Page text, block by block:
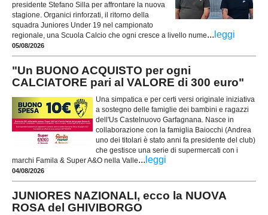
presidente Stefano Silla per affrontare la nuova
stagione. Organici rinforzati, il ritorno della
squadra Juniores Under 19 nel campionato
regionale, una Scuola Calcio che ogni cresce a livello nume... leggi
05/08/2026
"Un BUONO ACQUISTO per ogni
CALCIATORE pari al VALORE di 300 euro"
Una simpatica e per certi versi originale iniziativa
a sostegno delle famiglie dei bambini e ragazzi
dell'Us Castelnuovo Garfagnana. Nasce in
collaborazione con la famiglia Baiocchi (Andrea
uno dei titolari è stato anni fa presidente del club)
che gestisce una serie di supermercati con i
marchi Famila & Super A&O nella Valle... leggi
04/08/2026
JUNIORES NAZIONALI, ecco la NUOVA
ROSA del GHIVIBORGO